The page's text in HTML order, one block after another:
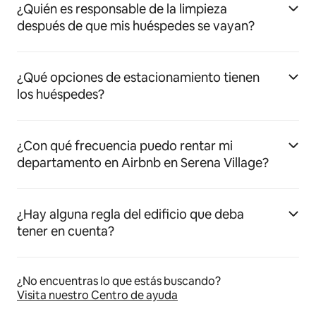
¿Quién es responsable de la limpieza
después de que mis huéspedes se vayan?
¿Qué opciones de estacionamiento tienen
los huéspedes?
¿Con qué frecuencia puedo rentar mi
departamento en Airbnb en Serena Village?
¿Hay alguna regla del edificio que deba
tener en cuenta?
¿No encuentras lo que estás buscando?
Visita nuestro Centro de ayuda